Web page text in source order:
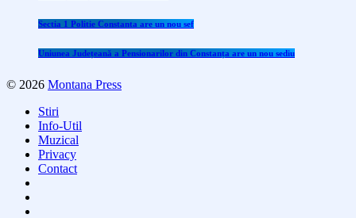
Sectia 1 Politie Constanta are un nou sef
Uniunea Județeană a Pensionarilor din Constanța are un nou sediu
© 2026 Montana Press
Stiri
Info-Util
Muzical
Privacy
Contact